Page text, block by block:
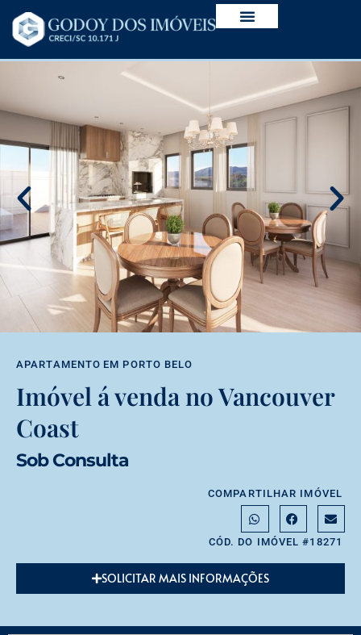
APARTAMENTO EM PORTO BELO
Imóvel á venda no Vancouver
Coast
Sob Consulta
COMPARTILHAR IMÓVEL
CÓD. DO IMÓVEL #18271
SOLICITAR MAIS INFORMAÇÕES